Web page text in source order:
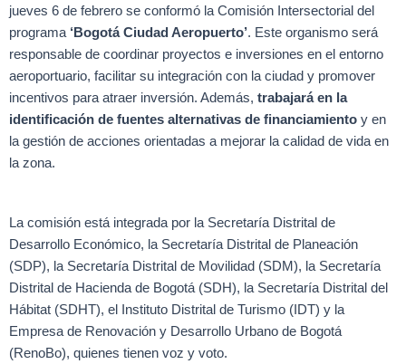
jueves 6 de febrero se conformó la Comisión Intersectorial del
programa ‘Bogotá Ciudad Aeropuerto’. Este organismo será
responsable de coordinar proyectos e inversiones en el entorno
aeroportuario, facilitar su integración con la ciudad y promover
incentivos para atraer inversión. Además, trabajará en la
identificación de fuentes alternativas de financiamiento y en
la gestión de acciones orientadas a mejorar la calidad de vida en
la zona.
La comisión está integrada por la Secretaría Distrital de
Desarrollo Económico, la Secretaría Distrital de Planeación
(SDP), la Secretaría Distrital de Movilidad (SDM), la Secretaría
Distrital de Hacienda de Bogotá (SDH), la Secretaría Distrital del
Hábitat (SDHT), el Instituto Distrital de Turismo (IDT) y la
Empresa de Renovación y Desarrollo Urbano de Bogotá
(RenoBo), quienes tienen voz y voto.